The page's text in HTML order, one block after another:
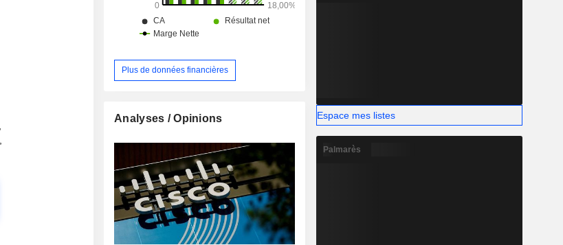
Plus de données financières
Analyses / Opinions Espace mes listes
Palmarès